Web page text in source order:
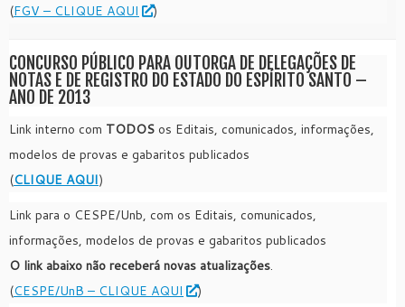
(FGV – CLIQUE AQUI )
CONCURSO PÚBLICO PARA OUTORGA DE DELEGAÇÕES DE
NOTAS E DE REGISTRO DO ESTADO DO ESPÍRITO SANTO –
ANO DE 2013
Link interno com TODOS os Editais, comunicados, informações,
modelos de provas e gabaritos publicados
(CLIQUE AQUI)
Link para o CESPE/Unb, com os Editais, comunicados,
informações, modelos de provas e gabaritos publicados
O link abaixo não receberá novas atualizações.
(CESPE/UnB – CLIQUE AQUI )